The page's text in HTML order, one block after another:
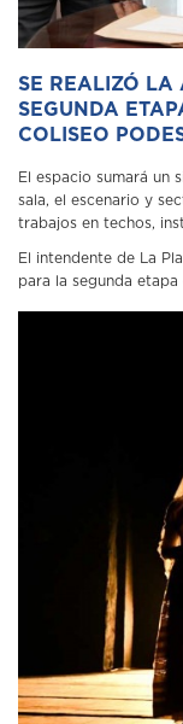
SE REALIZÓ LA
SEGUNDA
COLISEO
El espacio sumará un
sala, el escenario y
trabajos en techos,
El intendente de La
para la segunda etapa